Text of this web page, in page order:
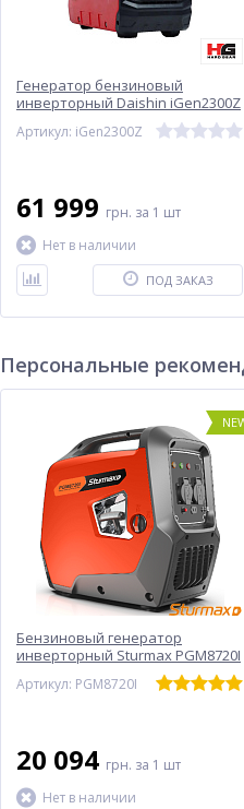
Генератор бензиновый
инверторный Daishin iGen2300Z
Артикул: iGen2300Z
61 999 грн. за 1 шт
Нет в наличии
ПОД ЗАКАЗ
Персональные
Бензиновый генератор
инверторный Sturmax PGM8720I
Артикул: PGM8720I
20 094 грн. за 1 шт
Нет в наличии